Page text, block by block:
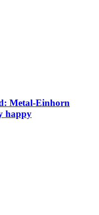
Metal-Einhorn
happy